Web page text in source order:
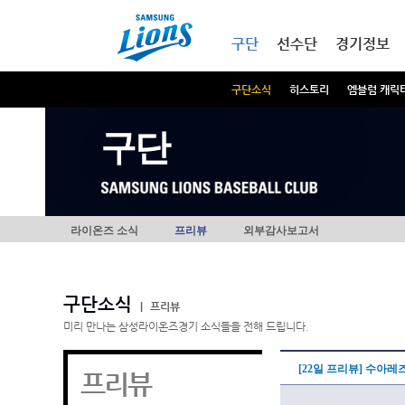
구단
구단소식 히스토리 엠블럼 캐릭
선수단 경기정보
구단
라이온즈 소식 프리뷰 외부감사보고서
구단소식
프리뷰
미리 만나는 삼성라이온즈경기 소식들을 전해 드립니다.
프리뷰 [22일 프리뷰] 수아레